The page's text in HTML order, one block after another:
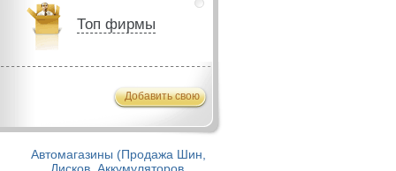
Топ фирмы
Добавить свою
Автомагазины (Продажа Шин,